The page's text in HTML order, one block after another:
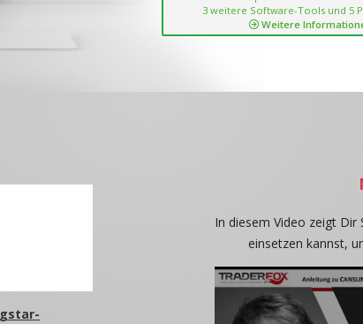
3 weitere Software-Tools und 5
Weitere
In diesem Video zeigt Dir
einsetzen kannst,